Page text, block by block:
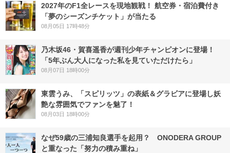
2027年のF1全レースを現地観戦！ 航空券・宿泊費付き
「夢のシーズンチケット」が当たる
08月05日 17時48分
乃木坂46・賀喜遥香が週刊少年チャンピオンに登場！
「5年ぶん大人になった私を見ていただけたら」
08月07日 18時00分
東雲うみ、「スピリッツ」の表紙＆グラビアに登場し妖
艶な雰囲気でファンを魅了！
08月03日 18時00分
なぜ59歳の三浦知良選手を起用？ ONODERA GROUP
と重なった「努力の積み重ね」